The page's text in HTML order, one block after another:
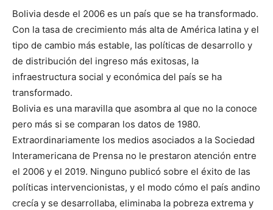
Bolivia desde el 2006 es un país que se ha transformado.
Con la tasa de crecimiento más alta de América latina y el
tipo de cambio más estable, las políticas de desarrollo y
de distribución del ingreso más exitosas, la
infraestructura social y económica del país se ha
transformado.
Bolivia es una maravilla que asombra al que no la conoce
pero más si se comparan los datos de 1980.
Extraordinariamente los medios asociados a la Sociedad
Interamericana de Prensa no le prestaron atención entre
el 2006 y el 2019. Ninguno publicó sobre el éxito de las
políticas intervencionistas, y el modo cómo el país andino
crecía y se desarrollaba, eliminaba la pobreza extrema y